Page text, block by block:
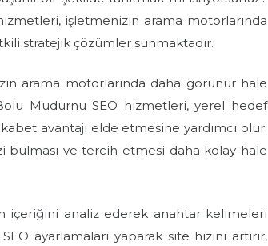
işletmenizin arama motorlarında
stratejik çözümler sunmaktadır.
arama motorlarında daha görünür hale
Mudurnu SEO hizmetleri, yerel hedef
avantajı elde etmesine yardımcı olur.
ve tercih etmesi daha kolay hale
içeriğini analiz ederek anahtar kelimeleri
ayarlamaları yaparak site hızını artırır,